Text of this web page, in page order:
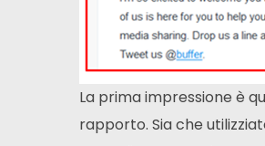
La prima impressione è
rapporto. Sia che